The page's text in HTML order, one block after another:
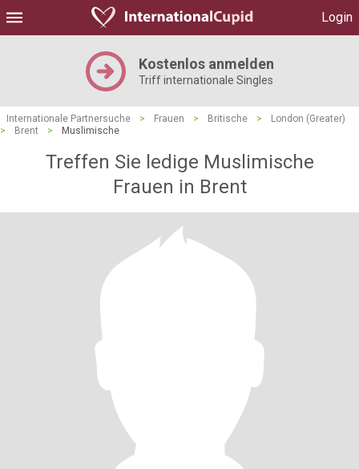
Login
Kostenlos anmelden
Triff internationale Singles
Internationale Partnersuche > Frauen > Britische >
London (Greater)
>
Brent > Muslimische
Treffen Sie ledige Muslimische
Frauen in Brent